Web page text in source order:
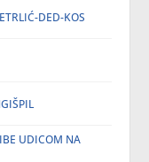
DED-KOS
UDICOM NA